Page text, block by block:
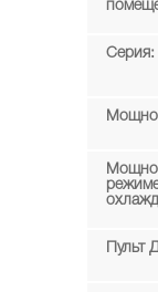
Серия:
Пульт